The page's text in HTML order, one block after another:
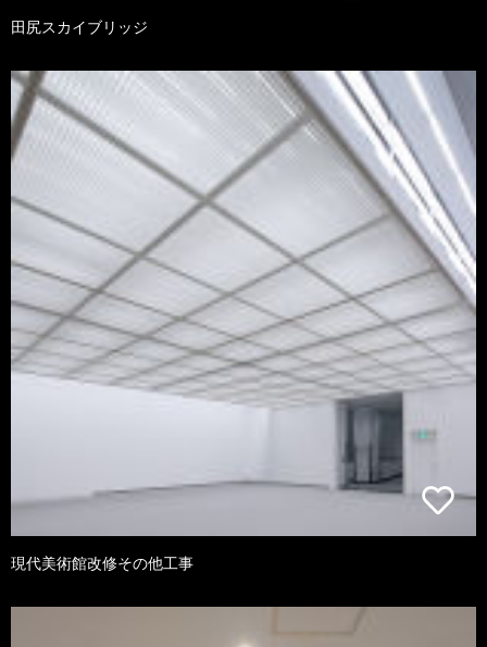
田尻スカイブリッジ
現代美術館改修その他工事